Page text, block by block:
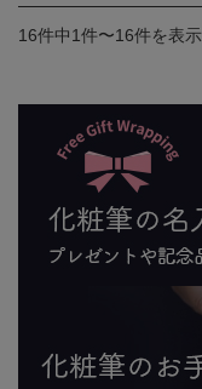
16件中1件〜16件を表示